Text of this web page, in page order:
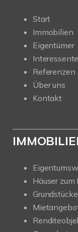
Start
Immobilien
Eigentümer
Referenzen
Über uns
Kontakt
Häuser zum
Grundstücke